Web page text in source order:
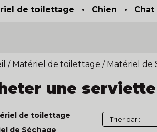
de toilettage • Chien • Chat
/ Matériel de toilettage / Matériel de
une
de toilettage
de Séchage